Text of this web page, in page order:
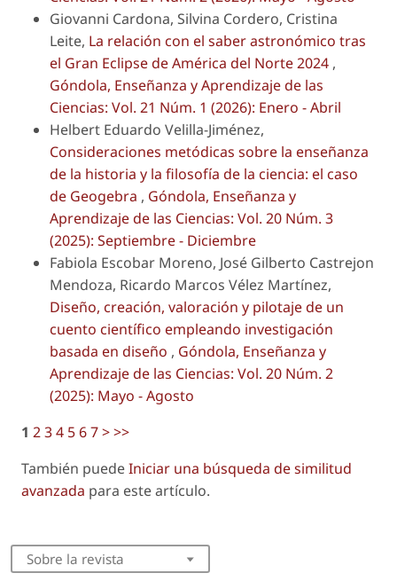
Giovanni Cardona, Silvina Cordero, Cristina
Leite, La relación con el saber astronómico tras
el Gran Eclipse de América del Norte 2024 ,
Góndola, Enseñanza y Aprendizaje de las
Ciencias: Vol. 21 Núm. 1 (2026): Enero - Abril
Helbert Eduardo Velilla-Jiménez,
Consideraciones metódicas sobre la enseñanza
de la historia y la filosofía de la ciencia: el caso
de Geogebra , Góndola, Enseñanza y
Aprendizaje de las Ciencias: Vol. 20 Núm. 3
(2025): Septiembre - Diciembre
Fabiola Escobar Moreno, José Gilberto Castrejon
Mendoza, Ricardo Marcos Vélez Martínez,
Diseño, creación, valoración y pilotaje de un
cuento científico empleando investigación
basada en diseño , Góndola, Enseñanza y
Aprendizaje de las Ciencias: Vol. 20 Núm. 2
(2025): Mayo - Agosto
1 234 567>>>
También puedeIniciar una búsqueda de similitud
avanzada para este artículo.
Sobre la revista